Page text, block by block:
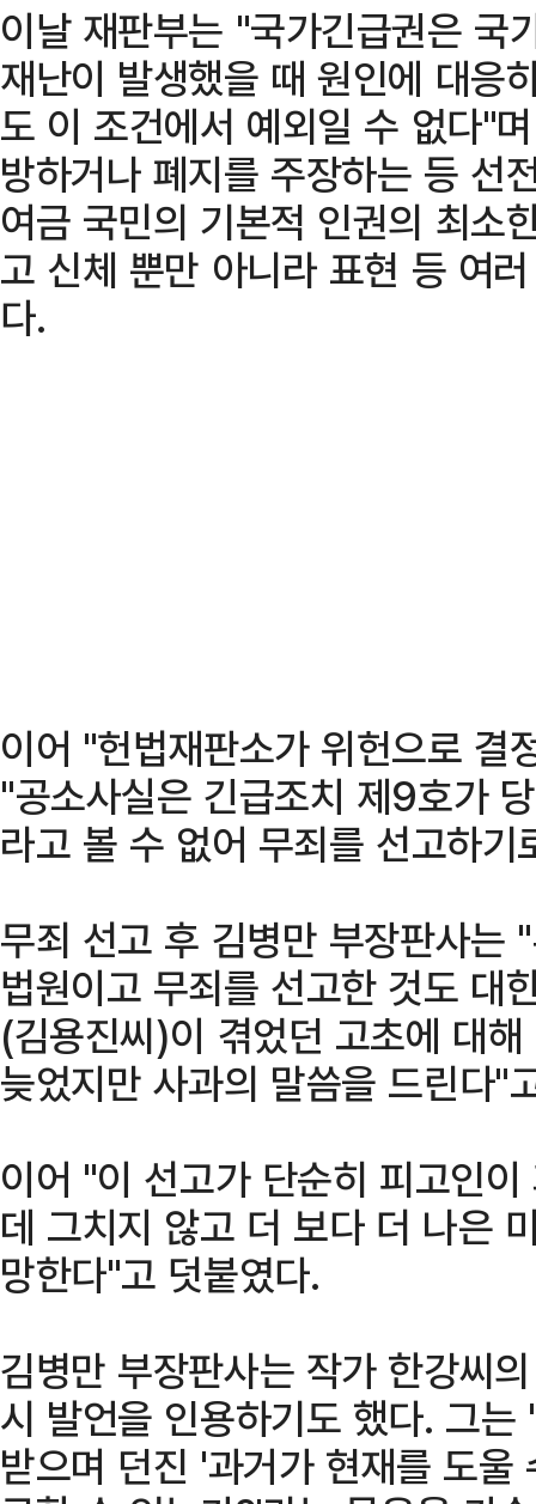
이날 재판부는 "국가긴급권은 국
재난이 발생했을 때 원인에 대응
도 이 조건에서 예외일 수 없다"
방하거나 폐지를 주장하는 등 선
여금 국민의 기본적 인권의 최소
고 신체 뿐만 아니라 표현 등 여
다.
이어 "헌법재판소가 위헌으로 결
"공소사실은 긴급조치 제9호가
라고 볼 수 없어 무죄를 선고하
무죄 선고 후 김병만 부장판사는
법원이고 무죄를 선고한 것도 대
(김용진씨)이 겪었던 고초에 대
늦었지만 사과의 말씀을 드린다"
이어 "이 선고가 단순히 피고인
데 그치지 않고 더 보다 더 나은
망한다"고 덧붙였다.
김병만 부장판사는 작가 한강씨
시 발언을 인용하기도 했다. 그
받으며 던진 '과거가 현재를 도